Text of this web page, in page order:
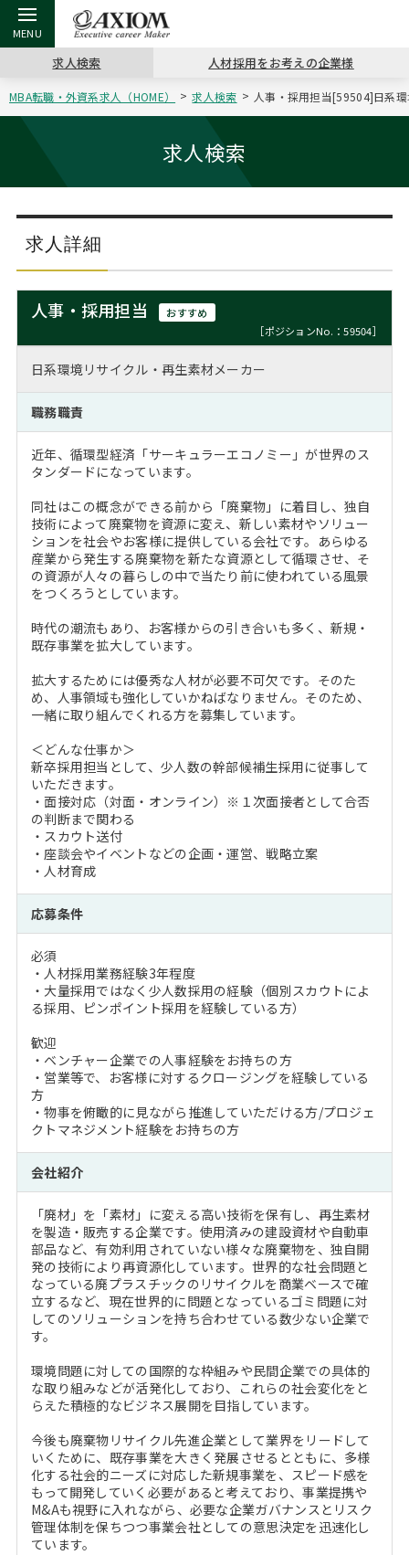
戻る
アクシアムの特長
戻る
コンサ
サービス案内
戻る
キャリ
コンサルタントの紹介
戻る
キャリア支援 TOP
キャリアデザイン講座
（最新求人市場動向）
戻る
MBAの
おわり
ステージ別アドバイス
MBAの転職事例
MBAからのFAQ
MBA留学生数の推移
戻る
日本か
年齢と年収の相関図
戻る
転職ツール TOP
英文レジュメの書き方
戻る
パワー
職務経歴書の書き方
外資系／面接攻略のコツ
戻る
転職コラム TOP
“展”職相談室
転職市場の明日をよめ
キャリアに効く一冊
注目企業インタビュー
戻る
イベント・セミナー TOP
ジョブフェア
キャリアデザインセミナー
プロ経営者の特別セミナー
Career Talk Live
MBA NETWORKING
戻る
会社概要 TOP
沿革
主なクライアント
パブリシティ
ニュースリリース
求人検索 人材採用をお考えの企業様
MBA転職・外資系求人（HOME） 求人検索 人事・採用担当[59504]日系
求人検索
求人詳細
人事・採用担当
おすすめ
［ポジションNo.：59504］
日系環境リサイクル・再生素材メーカー
職務職責
近年、循環型経済「サーキュラーエコノミー」が世界のス
タンダードになっています。
同社はこの概念ができる前から「廃棄物」に着目し、独自
技術によって廃棄物を資源に変え、新しい素材やソリュー
ションを社会やお客様に提供している会社です。あらゆる
産業から発生する廃棄物を新たな資源として循環させ、そ
の資源が人々の暮らしの中で当たり前に使われている風景
をつくろうとしています。
時代の潮流もあり、お客様からの引き合いも多く、新規・
既存事業を拡大しています。
拡大するためには優秀な人材が必要不可欠です。そのた
め、人事領域も強化していかねばなりません。そのため、
一緒に取り組んでくれる方を募集しています。
＜どんな仕事か＞
新卒採用担当として、少人数の幹部候補生採用に従事して
いただきます。
・面接対応（対面・オンライン）※１次面接者として合否
の判断まで関わる
・スカウト送付
・座談会やイベントなどの企画・運営、戦略立案
・人材育成
応募条件
必須
・人材採用業務経験3年程度
・大量採用ではなく少人数採用の経験（個別スカウトによ
る採用、ピンポイント採用を経験している方）
歓迎
・ベンチャー企業での人事経験をお持ちの方
・営業等で、お客様に対するクロージングを経験している
方
・物事を俯瞰的に見ながら推進していただける方/プロジェ
クトマネジメント経験をお持ちの方
会社紹介
「廃材」を「素材」に変える高い技術を保有し、再生素材
を製造・販売する企業です。使用済みの建設資材や自動車
部品など、有効利用されていない様々な廃棄物を、独自開
発の技術により再資源化しています。世界的な社会問題と
なっている廃プラスチックのリサイクルを商業ベースで確
立するなど、現在世界的に問題となっているゴミ問題に対
してのソリューションを持ち合わせている数少ない企業で
す。
環境問題に対しての国際的な枠組みや民間企業での具体的
な取り組みなどが活発化しており、これらの社会変化をと
らえた積極的なビジネス展開を目指しています。
今後も廃棄物リサイクル先進企業として業界をリードして
いくために、既存事業を大きく発展させるとともに、多様
化する社会的ニーズに対応した新規事業を、スピード感を
もって開発していく必要があると考えており、事業提携や
M&Aも視野に入れながら、必要な企業ガバナンスとリスク
管理体制を保ちつつ事業会社としての意思決定を迅速化し
ています。